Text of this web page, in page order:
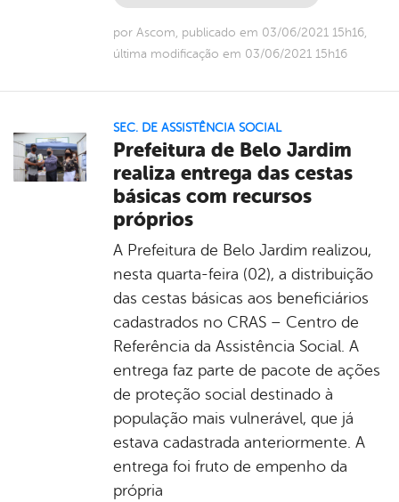
por Ascom, publicado em 03/06/2021 15h16,
última modificação em 03/06/2021 15h16
SEC. DE ASSISTÊNCIA SOCIAL
Prefeitura de Belo Jardim
realiza entrega das cestas
básicas com recursos
próprios
A Prefeitura de Belo Jardim realizou,
nesta quarta-feira (02), a distribuição
das cestas básicas aos beneficiários
cadastrados no CRAS – Centro de
Referência da Assistência Social. A
entrega faz parte de pacote de ações
de proteção social destinado à
população mais vulnerável, que já
estava cadastrada anteriormente. A
entrega foi fruto de empenho da
própria